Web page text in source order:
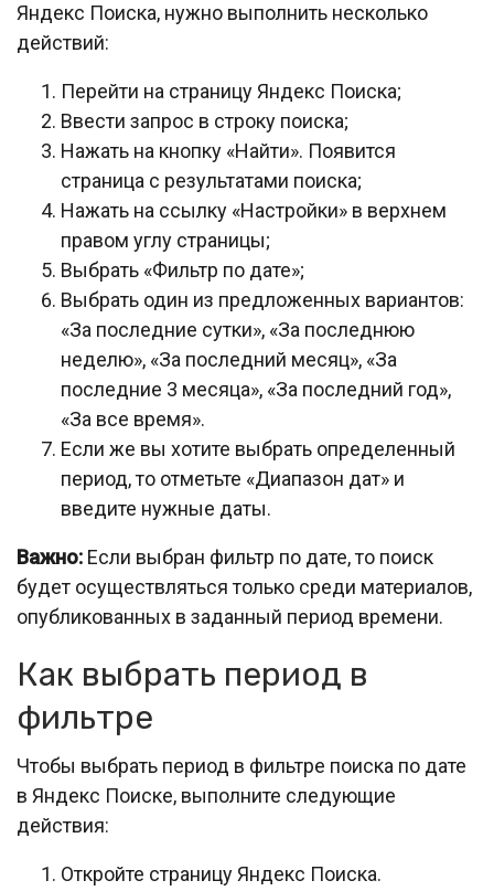
Яндекс Поиска, нужно выполнить несколько
действий:
Перейти на страницу Яндекс Поиска;
Ввести запрос в строку поиска;
Нажать на кнопку «Найти». Появится
страница с результатами поиска;
Нажать на ссылку «Настройки» в верхнем
правом углу страницы;
Выбрать «Фильтр по дате»;
Выбрать один из предложенных вариантов:
«За последние сутки», «За последнюю
неделю», «За последний месяц», «За
последние 3 месяца», «За последний год»,
«За все время».
Если же вы хотите выбрать определенный
период, то отметьте «Диапазон дат» и
введите нужные даты.
Важно: Если выбран фильтр по дате, то поиск
будет осуществляться только среди материалов,
опубликованных в заданный период времени.
Как выбрать период в
фильтре
Чтобы выбрать период в фильтре поиска по дате
в Яндекс Поиске, выполните следующие
действия:
Откройте страницу Яндекс Поиска.